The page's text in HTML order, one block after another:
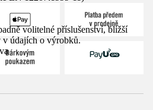
volitelné příslušenství, bližší
v údajích o výrobků.